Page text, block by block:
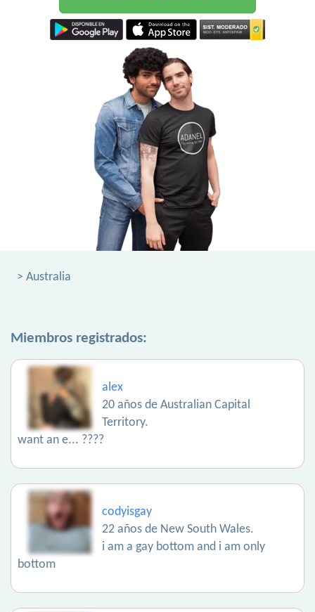
> Australia
Miembros registrados:
alex
20 años de Australian Capital
Territory.
want an e... ????
codyisgay
22 años de New South Wales.
i am a gay bottom and i am only
bottom